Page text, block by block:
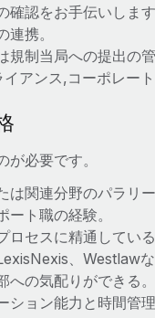
認をお手伝いします
携。
規制当局への提出の管
アンス,コーポレー
必要です。
は関連分野のパラリ
ト職の経験。
ロセスに精通している
、Westlawな
の気配りができる。
ション能力と時間管理